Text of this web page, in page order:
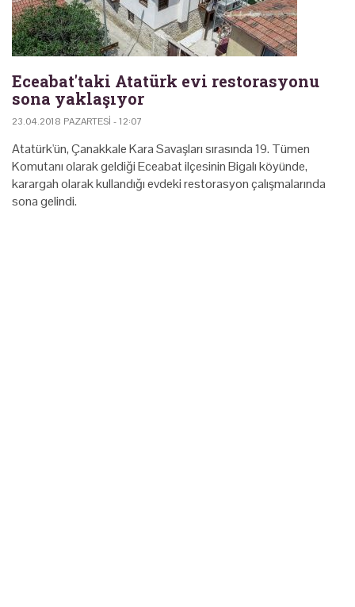
Eceabat'taki Atatürk evi restorasyonu
sona yaklaşıyor
23.04.2018 PAZARTESI - 12:07
Atatürk'ün, Çanakkale Kara Savaşları sırasında 19. Tümen
Komutanı olarak geldiği Eceabat ilçesinin Bigalı köyünde,
karargah olarak kullandığı evdeki restorasyon çalışmalarında
sona gelindi.